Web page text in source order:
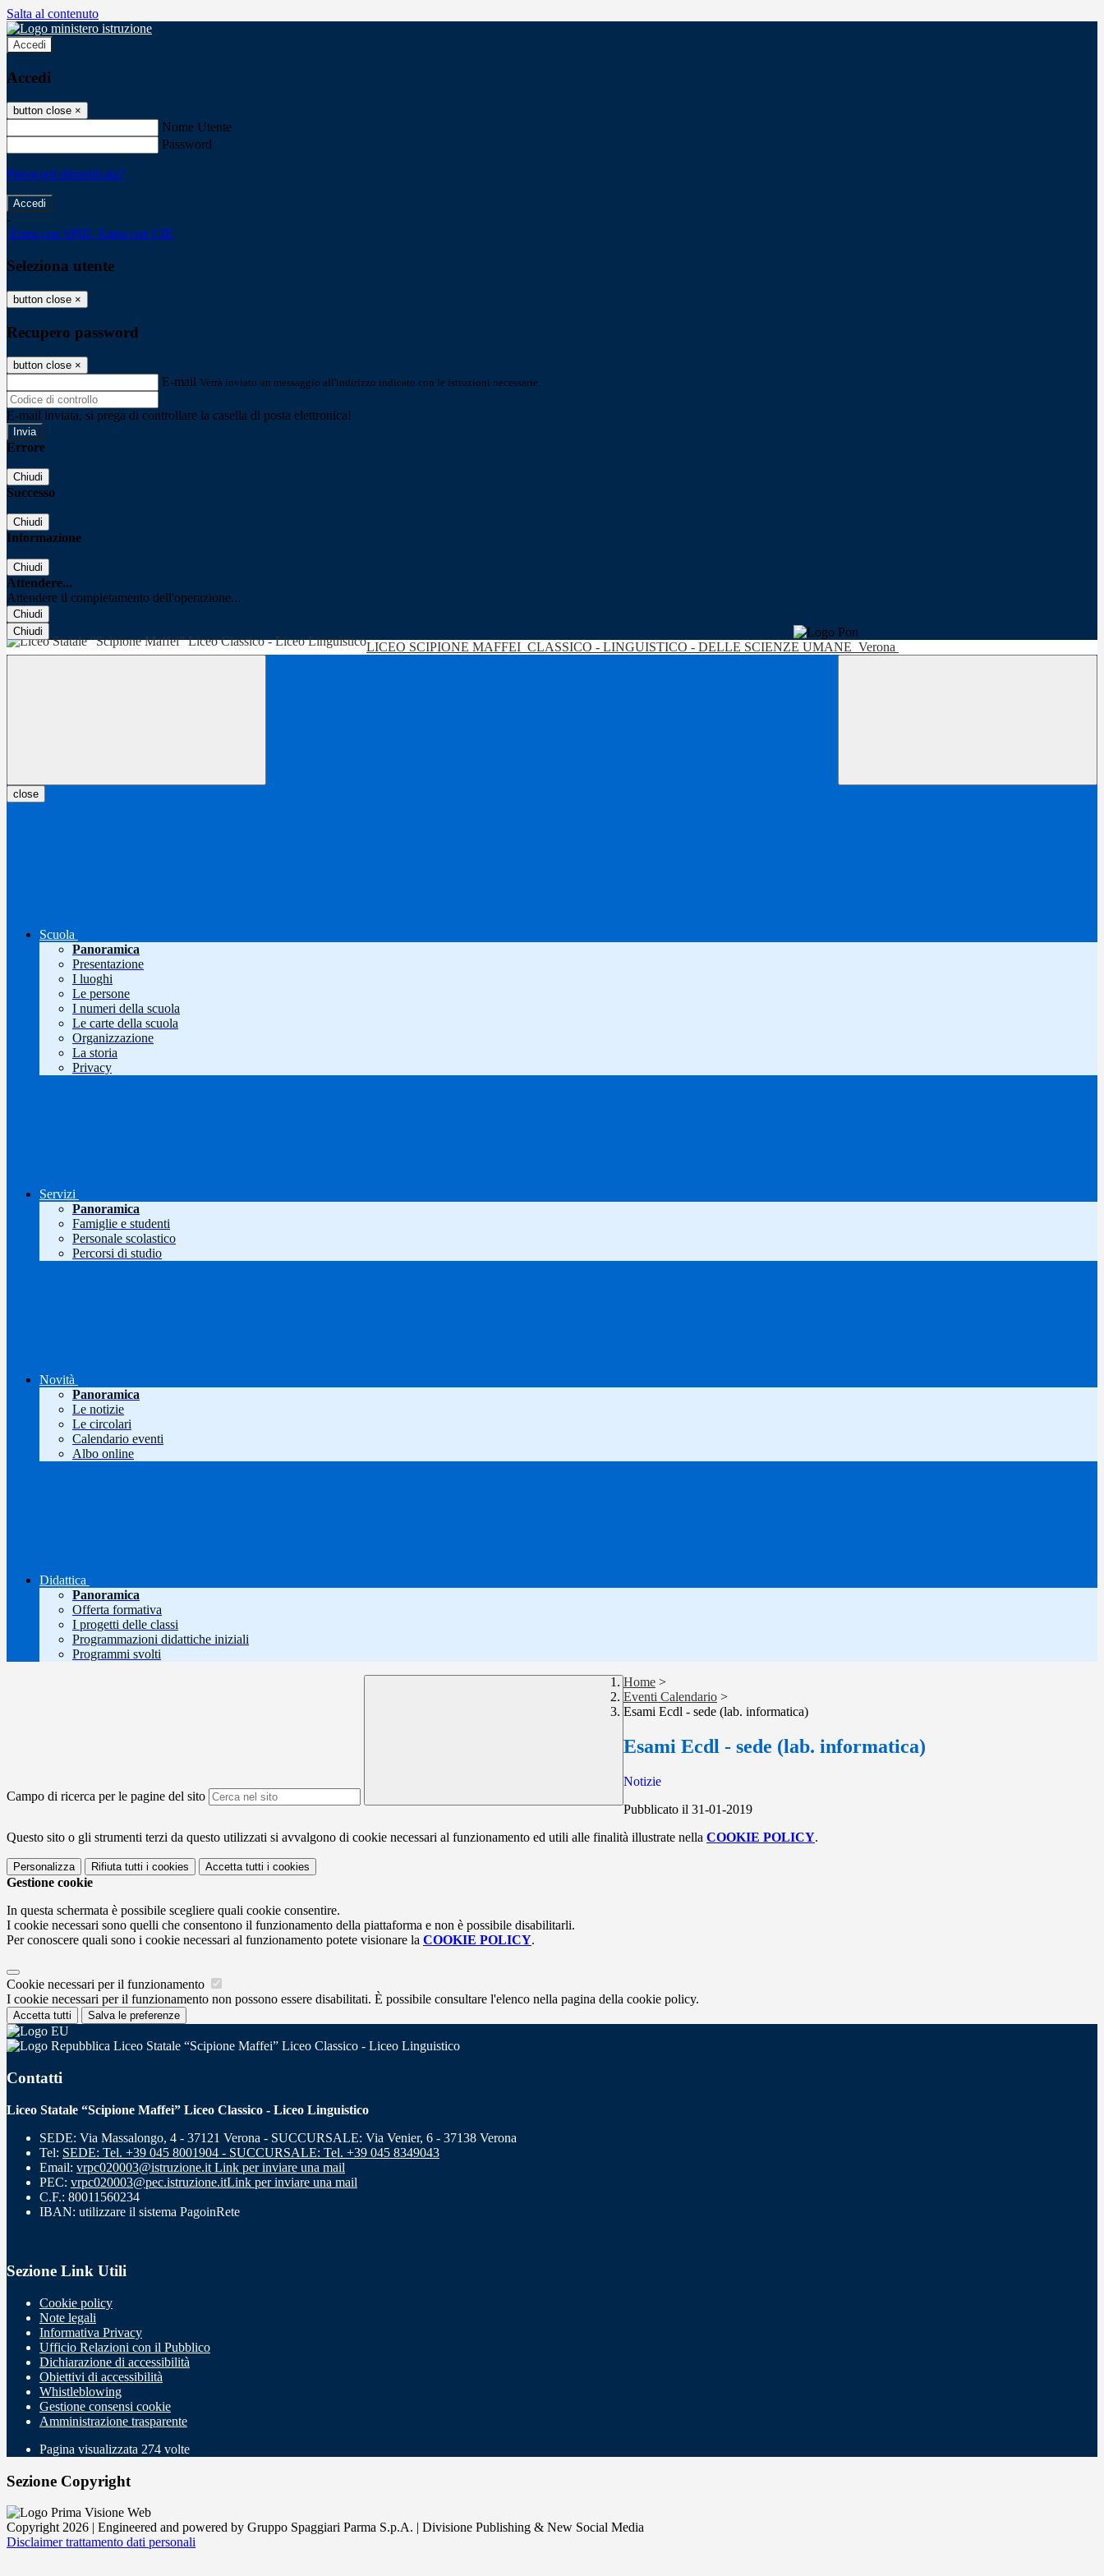
Salta al contenuto
Accedi
Accedi
button close ×
Nome Utente
Password
Password dimenticata?
-
Entra con SPID Entra con CIE
Seleziona utente
button close ×
Recupero password
button close ×
E-mail Verrà inviato un messaggio all'indirizzo indicato con le istruzioni necessarie.
E-mail inviata, si prega di controllare la casella di posta elettronica!
Errore
Chiudi
Successo
Chiudi
Informazione
Chiudi
Attendere...
Attendere il completamento dell'operazione...
Chiudi
Chiudi
LICEO SCIPIONE MAFFEI CLASSICO - LINGUISTICO - DELLE SCIENZE UMANE Verona
close
Scuola
Panoramica
Presentazione
I luoghi
Le persone
I numeri della scuola
Le carte della scuola
Organizzazione
La storia
Privacy
Servizi
Panoramica
Famiglie e studenti
Personale scolastico
Percorsi di studio
Novità
Panoramica
Le notizie
Le circolari
Calendario eventi
Albo online
Didattica
Panoramica
Offerta formativa
I progetti delle classi
Programmazioni didattiche iniziali
Programmi svolti
Campo di ricerca per le pagine del sito
Home >
Eventi Calendario >
Esami Ecdl - sede (lab. informatica)
Esami Ecdl - sede (lab. informatica)
Notizie
Pubblicato il 31-01-2019
Questo sito o gli strumenti terzi da questo utilizzati si avvalgono di cookie necessari al funzionamento ed utili alle finalità illustrate nella COOKIE POLICY.
Personalizza Rifiuta tutti i cookies Accetta tutti i cookies
Gestione cookie
In questa schermata è possibile scegliere quali cookie consentire.
I cookie necessari sono quelli che consentono il funzionamento della piattaforma e non è possibile disabilitarli.
Per conoscere quali sono i cookie necessari al funzionamento potete visionare la COOKIE POLICY.
Cookie necessari per il funzionamento
I cookie necessari per il funzionamento non possono essere disabilitati. È possibile consultare l'elenco nella pagina della cookie policy.
Accetta tutti Salva le preferenze
Liceo Statale “Scipione Maffei” Liceo Classico - Liceo Linguistico
Contatti
Liceo Statale “Scipione Maffei” Liceo Classico - Liceo Linguistico
SEDE: Via Massalongo, 4 - 37121 Verona - SUCCURSALE: Via Venier, 6 - 37138 Verona
Tel: SEDE: Tel. +39 045 8001904 - SUCCURSALE: Tel. +39 045 8349043
Email: vrpc020003@istruzione.it Link per inviare una mail
PEC: vrpc020003@pec.istruzione.itLink per inviare una mail
C.F.: 80011560234
IBAN: utilizzare il sistema PagoinRete
Sezione Link Utili
Cookie policy
Note legali
Informativa Privacy
Ufficio Relazioni con il Pubblico
Dichiarazione di accessibilità
Obiettivi di accessibilità
Whistleblowing
Gestione consensi cookie
Amministrazione trasparente
Pagina visualizzata 274 volte
Sezione Copyright
Copyright 2026 | Engineered and powered by Gruppo Spaggiari Parma S.p.A. | Divisione Publishing & New Social Media
Disclaimer trattamento dati personali